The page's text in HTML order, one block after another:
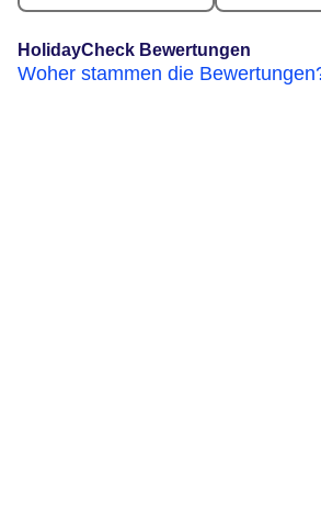
HolidayCheck Bewertungen
Woher stammen die